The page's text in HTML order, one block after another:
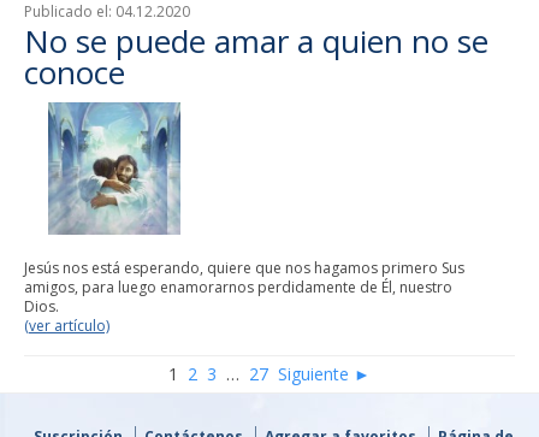
Publicado el: 04.12.2020
No se puede amar a quien no se
conoce
Jesús nos está esperando, quiere que nos hagamos primero Sus
amigos, para luego enamorarnos perdidamente de Él, nuestro
Dios.
(ver artículo)
1 2 3 … 27 Siguiente ►